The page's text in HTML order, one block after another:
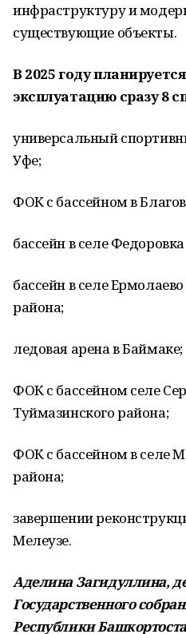
инфраструктуру и
существующие объекты.
В 2025 году
эксплуатацию сразу 8
универсальный
Уфе;
ФОК с бассейном в
бассейн в селе
бассейн в селе
района;
ледовая арена в Баймаке;
ФОК с бассейном селе
Туймазинского района;
ФОК с бассейном в селе
района;
завершении
Мелеузе.
Аделина Загидуллина,
Государственного
Республики